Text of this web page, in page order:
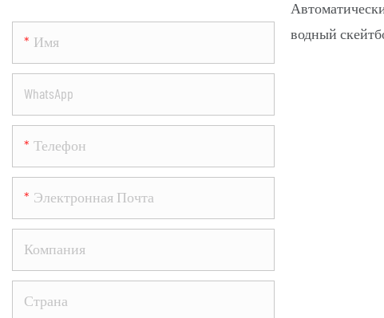
Имя
WhatsApp
Телефон
Электронная Почта
Компания
Страна
Скейтборд
водный